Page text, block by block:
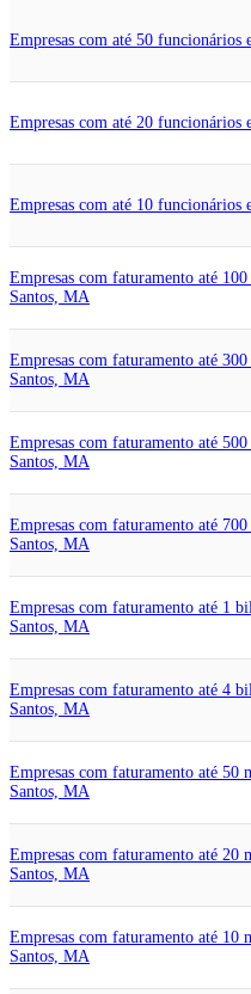
Empresas com até 50 funcionários
Empresas com até 20 funcionários
Empresas com até 10 funcionários
Empresas com faturamento até
Santos, MA
Empresas com faturamento até
Santos, MA
Empresas com faturamento até
Santos, MA
Empresas com faturamento até
Santos, MA
Empresas com faturamento até 1
Santos, MA
Empresas com faturamento até 4
Santos, MA
Empresas com faturamento até 50
Santos, MA
Empresas com faturamento até 20
Santos, MA
Empresas com faturamento até 10
Santos, MA